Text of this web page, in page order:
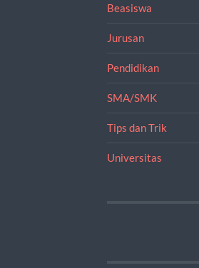
Beasiswa
Jurusan
Pendidikan
SMA/SMK
Tips dan Trik
Universitas